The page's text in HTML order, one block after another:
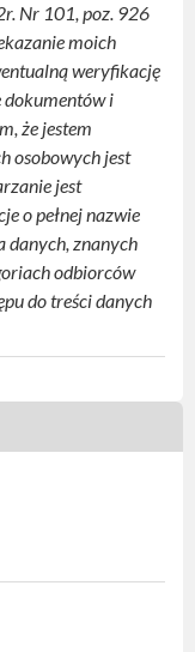
Nr 101, poz. 926
moich
weryfikację
dokumentów i
że jestem
osobowych jest
jest
o pełnej nazwie
danych, znanych
odbiorców
do treści danych